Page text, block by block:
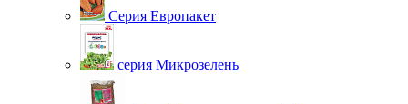
Серия Европакет
серия Микрозелень